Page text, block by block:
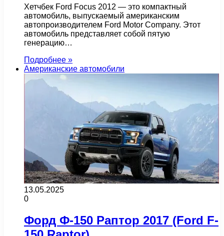
Хетчбек Ford Focus 2012 — это компактный
автомобиль, выпускаемый американским
автопроизводителем Ford Motor Company. Этот
автомобиль представляет собой пятую
генерацию…
Подробнее »
Американские автомобили
13.05.2025
0
Форд Ф-150 Раптор 2017 (Ford F-